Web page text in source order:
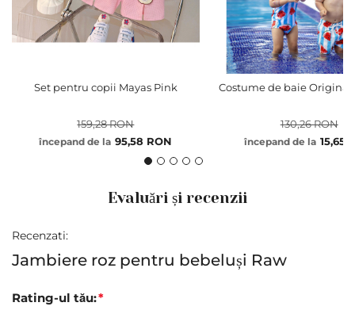
Set pentru copii Mayas Pink
începand de la 95,58 RON
159,28 RON
Costume de baie Original
începand de la 15,65
130,26 RON
Evaluări și recenzii
Recenzati:
Jambiere roz pentru bebeluși Raw
Rating-ul tău: